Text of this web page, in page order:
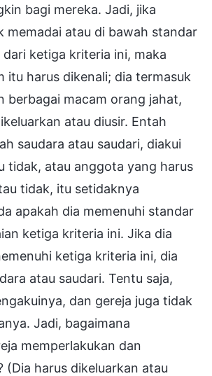
bagi mereka. Jadi, jika
memadai atau di bawah standar
dari ketiga kriteria ini, maka
itu harus dikenali; dia termasuk
berbagai macam orang jahat,
atau diusir. Entah
saudara atau saudari, diakui
tidak, atau anggota yang harus
tidak, itu setidaknya
apakah dia memenuhi standar
ketiga kriteria ini. Jika dia
ketiga kriteria ini, dia
atau saudari. Tentu saja,
dan gereja juga tidak
Jadi, bagaimana
memperlakukan dan
(Dia harus dikeluarkan atau